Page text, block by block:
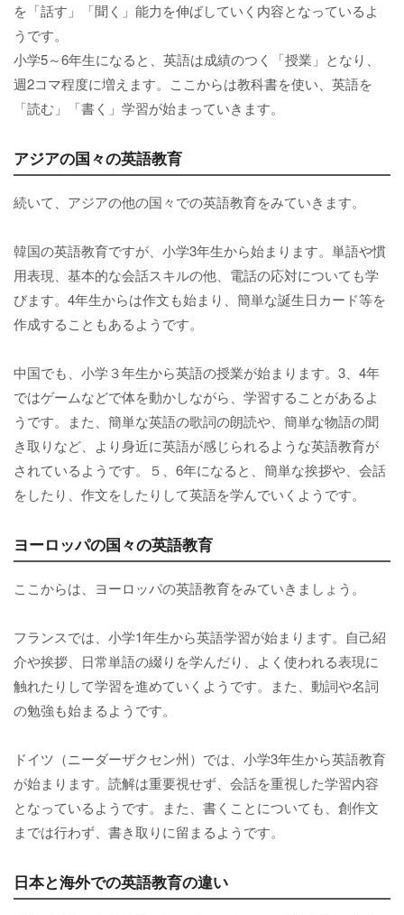
を「話す」「聞く」能力を伸ばしていく内容となっているよ
うです。
小学5～6年生になると、英語は成績のつく「授業」となり、
週2コマ程度に増えます。ここからは教科書を使い、英語を
「読む」「書く」学習が始まっていきます。
アジアの国々の英語教育
続いて、アジアの他の国々での英語教育をみていきます。
韓国の英語教育ですが、小学3年生から始まります。単語や慣
用表現、基本的な会話スキルの他、電話の応対についても学
びます。4年生からは作文も始まり、簡単な誕生日カード等を
作成することもあるようです。
中国でも、小学３年生から英語の授業が始まります。3、4年
ではゲームなどで体を動かしながら、学習することがあるよ
うです。また、簡単な英語の歌詞の朗読や、簡単な物語の聞
き取りなど、より身近に英語が感じられるような英語教育が
されているようです。５、6年になると、簡単な挨拶や、会話
をしたり、作文をしたりして英語を学んでいくようです。
ヨーロッパの国々の英語教育
ここからは、ヨーロッパの英語教育をみていきましょう。
フランスでは、小学1年生から英語学習が始まります。自己紹
介や挨拶、日常単語の綴りを学んだり、よく使われる表現に
触れたりして学習を進めていくようです。また、動詞や名詞
の勉強も始まるようです。
ドイツ（ニーダーザクセン州）では、小学3年生から英語教育
が始まります。読解は重要視せず、会話を重視した学習内容
となっているようです。また、書くことについても、創作文
までは行わず、書き取りに留まるようです。
日本と海外での英語教育の違い